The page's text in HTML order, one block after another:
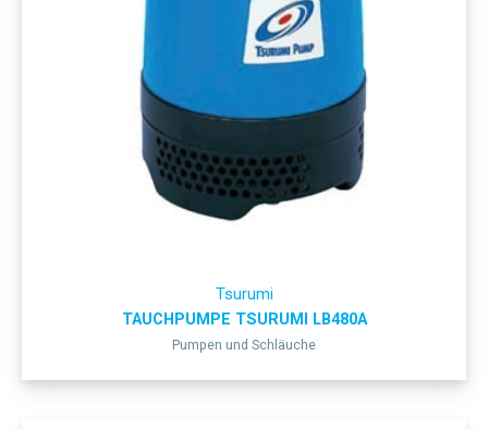
Tsurumi
TAUCHPUMPE TSURUMI LB480A
Pumpen und Schläuche